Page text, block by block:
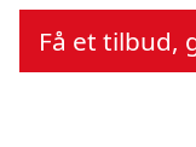
Få et tilbud,